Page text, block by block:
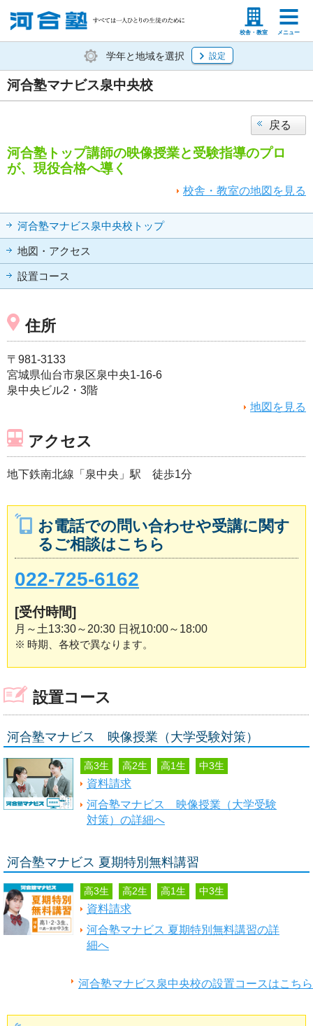
校舎・教室 メニュー
塾生の方 高等学校の先生
学年と地域を選択 設定
河合塾マナビス泉中央校
戻る
河合塾トップ講師の映像授業と受験指導のプロ
が、現役合格へ導く
校舎・教室の地図を見る
河合塾マナビス泉中央校トップ
地図・アクセス
設置コース
住所
〒981-3133
宮城県仙台市泉区泉中央1-16-6
泉中央ビル2・3階
地図を見る
アクセス
地下鉄南北線「泉中央」駅 徒歩1分
お電話での問い合わせや受講に関す
るご相談はこちら
022-725-6162
[受付時間]
月～土13:30～20:30 日祝10:00～18:00
※ 時期、各校で異なります。
設置コース
河合塾マナビス泉中央校の設置コースはこちら
河合塾マナビス 映像授業（大学受験対策）
高3生 高2生 高1生 中3生
資料請求
河合塾マナビス 映像授業（大学受験
対策）の詳細へ
河合塾マナビス 夏期特別無料講習
高3生 高2生 高1生 中3生
資料請求
河合塾マナビス 夏期特別無料講習の詳
細へ